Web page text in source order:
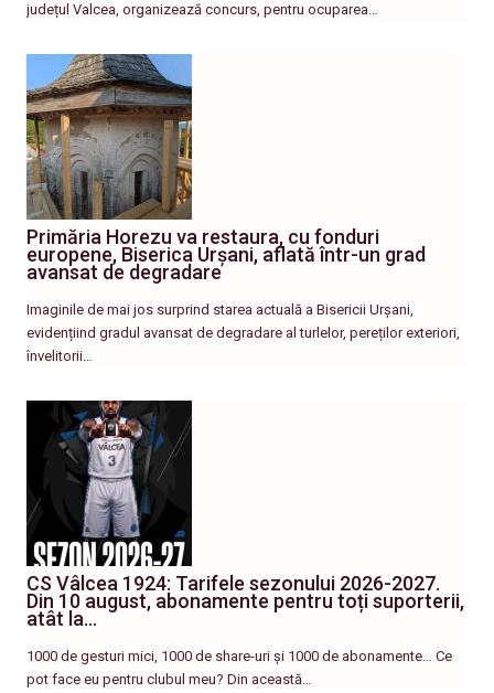
județul Valcea, organizează concurs, pentru ocuparea…
Primăria Horezu va restaura, cu fonduri
europene, Biserica Urșani, aflată într-un grad
avansat de degradare
Imaginile de mai jos surprind starea actuală a Bisericii Urșani,
evidențiind gradul avansat de degradare al turlelor, pereților exteriori,
învelitorii…
CS Vâlcea 1924: Tarifele sezonului 2026-2027.
Din 10 august, abonamente pentru toți suporterii,
atât la…
1000 de gesturi mici, 1000 de share-uri și 1000 de abonamente… Ce
pot face eu pentru clubul meu? Din această…